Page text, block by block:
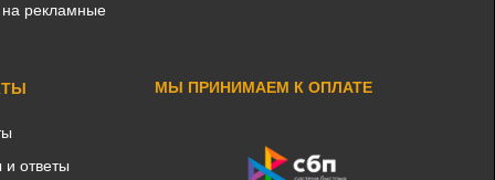
рекламные
ответы
МЫ ПРИНИМАЕМ К ОПЛАТЕ